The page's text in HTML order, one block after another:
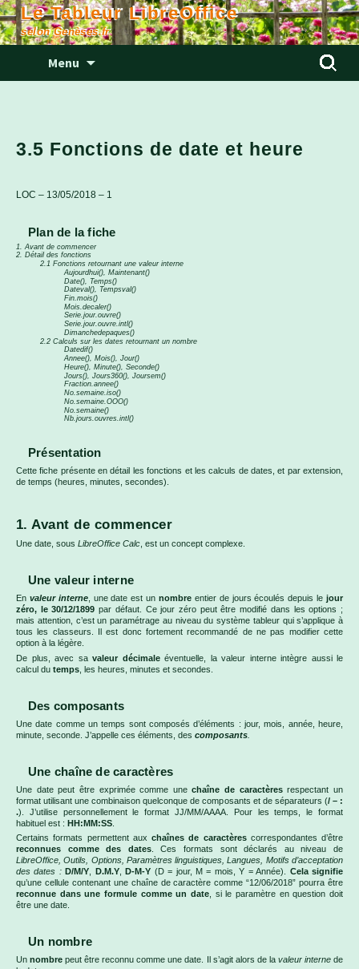
Le Tableur LibreOffice
selon Genèses.fr
Menu
3.5 Fonctions de date et heure
LOC – 13/05/2018 – 1
Plan de la fiche
1. Avant de commencer
2. Détail des fonctions
2.1 Fonctions retournant une valeur interne
Aujourdhui(), Maintenant()
Date(), Temps()
Dateval(), Tempsval()
Fin.mois()
Mois.decaler()
Serie.jour.ouvre()
Serie.jour.ouvre.intl()
Dimanchedepaques()
2.2 Calculs sur les dates retournant un nombre
Datedif()
Annee(), Mois(), Jour()
Heure(), Minute(), Seconde()
Jours(), Jours360(), Joursem()
Fraction.annee()
No.semaine.iso()
No.semaine.OOO()
No.semaine()
Nb.jours.ouvres.intl()
Présentation
Cette fiche présente en détail les fonctions et les calculs de dates, et par extension,
de temps (heures, minutes, secondes).
1. Avant de commencer
Une date, sous LibreOffice Calc , est un concept complexe.
Une valeur interne
En valeur interne, une date est unnombre entier de jours écoulés depuis lejour
zéro, le 30/12/1899 par défaut. Ce jour zéro peut être modifié dans les options ;
mais attention, c’est un paramétrage au niveau du système tableur qui s’applique à
tous les classeurs. Il est donc fortement recommandé de ne pas modifier cette
option à la légère.
De plus, avec sa valeur décimaleéventuelle, la valeur interne intègre aussi le
calcul du temps , les heures, minutes et secondes.
Des composants
Une date comme un temps sont composés d’éléments : jour, mois, année, heure,
minute, seconde. J’appelle ces éléments, des composants
Une chaîne de caractères
Une date peut être exprimée comme unechaîne de caractèresrespectant un
format utilisant une combinaison quelconque de composants et de séparateurs (/ – :
.). J’utilise personnellement le format JJ/MM/AAAA. Pour les temps, le format
habituel est : HH:MM:SS
Certains formats permettent aux chaînes de caractèrescorrespondantes d’être
reconnues comme des dates. Ces formats sont déclarés au niveau de
LibreOffice, Outils, Options, Paramètres linguistiques, Langues, Motifs d’acceptation
des dates :D/M/Y D.M.Y,D-M-Y (D = jour, M = mois, Y = Année). Cela signifie
qu’une cellule contenant une chaîne de caractère comme “12/06/2018” pourra être
reconnue dans une formule comme un date , si le paramètre en question doit
être une date.
Un nombre
Unnombre peut être reconnu comme une date. Il s’agit alors de la valeur internede